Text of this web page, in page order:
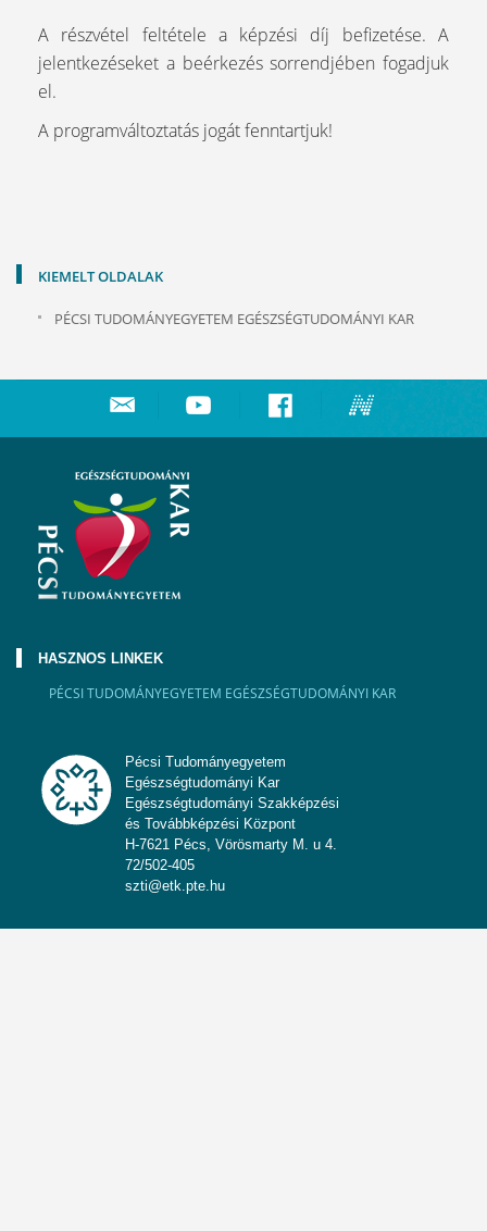
A részvétel feltétele a képzési díj befizetése. A
jelentkezéseket a beérkezés sorrendjében fogadjuk
el.
A programváltoztatás jogát fenntartjuk!
KIEMELT OLDALAK
PÉCSI TUDOMÁNYEGYETEM EGÉSZSÉGTUDOMÁNYI KAR
HASZNOS LINKEK
PÉCSI TUDOMÁNYEGYETEM EGÉSZSÉGTUDOMÁNYI KAR
Pécsi Tudományegyetem
Egészségtudományi Kar
Egészségtudományi Szakképzési
és Továbbképzési Központ
H-7621 Pécs, Vörösmarty M. u 4.
72/502-405
szti@etk.pte.hu